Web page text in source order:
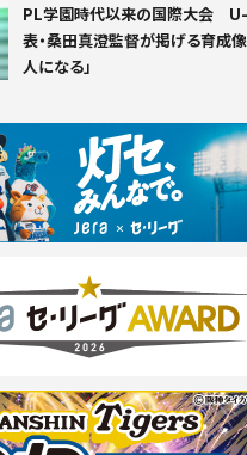
PL学園時代以来の国際大会
表・桑田真澄監督が掲げる育成像
人になる」